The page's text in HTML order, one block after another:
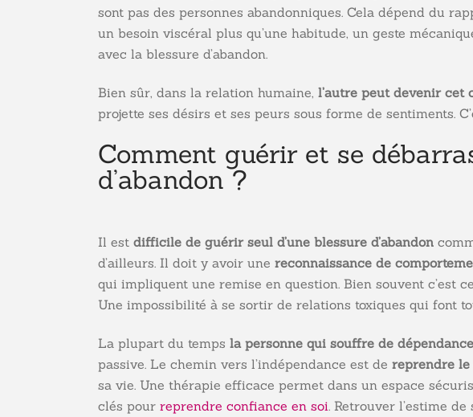
sont pas des personnes abandonniques. Cela dépend du
un besoin viscéral plus qu’une habitude, un geste
avec la blessure d’abandon.
Bien sûr, dans la relation humaine, l’autre peut devenir cet
projette ses désirs et ses peurs sous forme de sentiments.
Comment guérir et se
d’abandon ?
Il est difficile de guérir seul d’une blessure d’abandon
d’ailleurs. Il doit y avoir une reconnaissance de
qui impliquent une remise en question. Bien souvent c’est
Une impossibilité à se sortir de relations toxiques qui font
La plupart du temps la personne qui souffre de
passive. Le chemin vers l’indépendance est de reprendre le
sa vie. Une thérapie efficace permet dans un espace
clés pour reprendre confiance en soi. Retrouver l’estime